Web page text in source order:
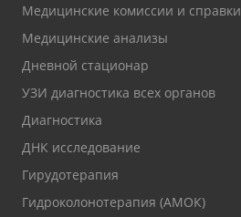
Медицинские комиссии и справки
Медицинские анализы
Дневной стационар
УЗИ диагностика всех органов
Диагностика
ДНК исследование
Гирудотерапия
Гидроколонотерапия (АМОК)